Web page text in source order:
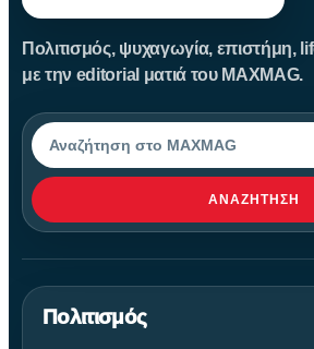
Πολιτισμός, ψυχαγωγία, επιστήμη,
με την editorial ματιά του MAXMAG.
Αναζήτηση
ΑΝΑΖΉΤΗΣΗ
Πολιτισμός